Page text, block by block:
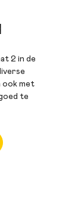
2 in de
ook met
te